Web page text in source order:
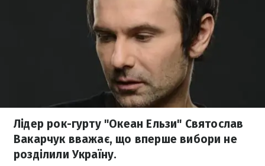
Лідер рок-гурту "Океан Ельзи" Святослав
Вакарчук вважає, що вперше вибори не
розділили Україну.